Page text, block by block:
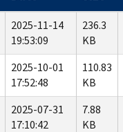
2025-11-14
19:53:09
236.3
KB
2025-10-01
17:52:48
110.83
KB
2025-07-31
17:10:42
7.88
KB